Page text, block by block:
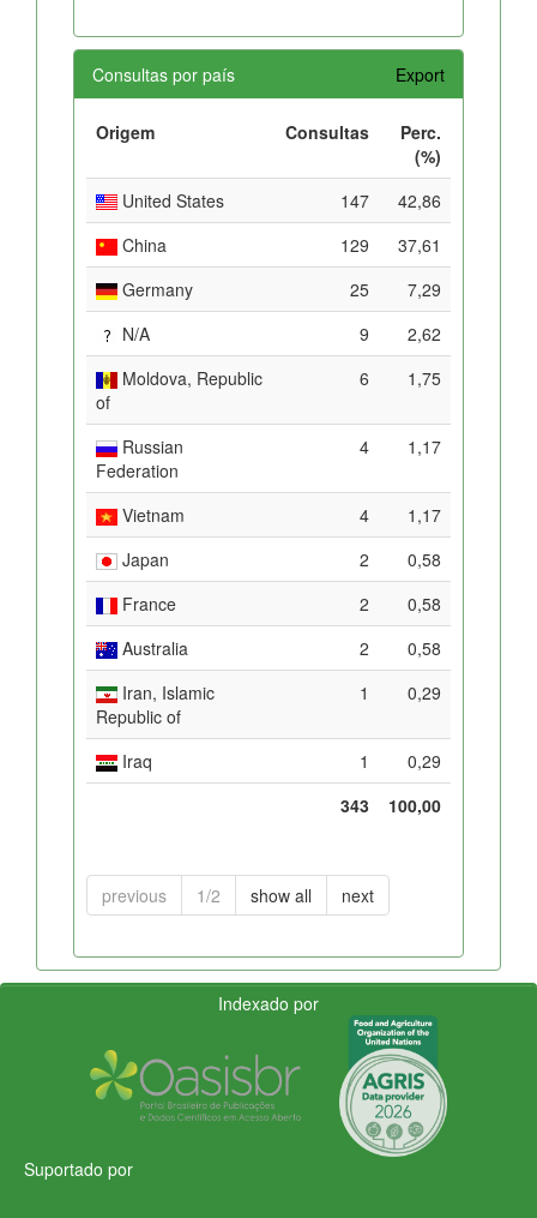
Consultas por país Export
Origem Consultas
Perc.
(%)
United States
147
42,86
China
129
37,61
Germany
25
7,29
N/A
9
2,62
Moldova, Republic
of
6 1,75
Russian
Federation
4 1,17
Vietnam 4
1,17
Japan
2
0,58
France
2
0,58
Australia
2
0,58
Iran, Islamic
Republic of
1 0,29
Iraq 1
0,29
343
100,00
previous 1/2 show all next
Indexado por
Suportado por